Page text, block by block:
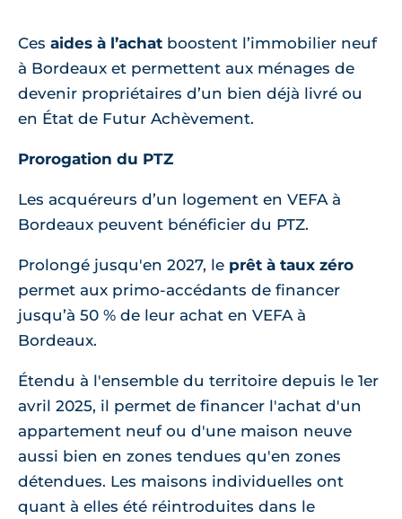
Ces aides à l’achat boostent l’immobilier neuf
à Bordeaux et permettent aux ménages de
devenir propriétaires d’un bien déjà livré ou
en État de Futur Achèvement.
Prorogation du PTZ
Les acquéreurs d’un logement en VEFA à
Bordeaux peuvent bénéficier du PTZ.
Prolongé jusqu'en 2027, le prêt à taux zéro
permet aux primo-accédants de financer
jusqu’à 50 % de leur achat en VEFA à
Bordeaux.
Étendu à l'ensemble du territoire depuis le 1er
avril 2025, il permet de financer l'achat d'un
appartement neuf ou d'une maison neuve
aussi bien en zones tendues qu'en zones
détendues. Les maisons individuelles ont
quant à elles été réintroduites dans le